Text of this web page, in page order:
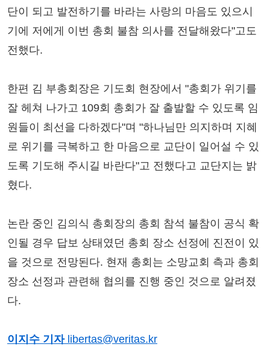
단이 되고 발전하기를 바라는 사랑의 마음도 있으시
기에 저에게 이번 총회 불참 의사를 전달해왔다"고도
전했다.
한편 김 부총회장은 기도회 현장에서 "총회가 위기를
잘 헤쳐 나가고 109회 총회가 잘 출발할 수 있도록 임
원들이 최선을 다하겠다"며 "하나님만 의지하며 지혜
로 위기를 극복하고 한 마음으로 교단이 일어설 수 있
도록 기도해 주시길 바란다"고 전했다고 교단지는 밝
혔다.
논란 중인 김의식 총회장의 총회 참석 불참이 공식 확
인될 경우 답보 상태였던 총회 장소 선정에 진전이 있
을 것으로 전망된다. 현재 총회는 소망교회 측과 총회
장소 선정과 관련해 협의를 진행 중인 것으로 알려졌
다.
이지수 기자 libertas@veritas.kr